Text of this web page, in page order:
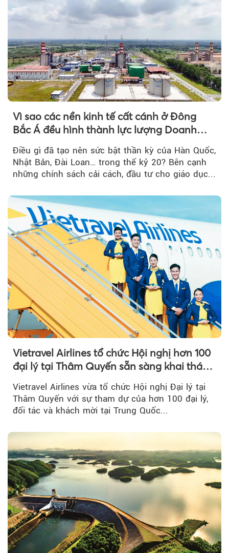
Vì sao các nền kinh tế cất cánh ở Đông
Bắc Á đều hình thành lực lượng Doanh
Điều gì đã tạo nên sức bật thần kỳ của Hàn Quốc,
Nhật Bản, Đài Loan… trong thế kỷ 20? Bên cạnh
những chính sách cải cách, đầu tư cho giáo dục...
Vietravel Airlines tổ chức Hội nghị hơn 100
đại lý tại Thâm Quyến sẵn sàng khai thác
đường bay thẳng TP.HCM - Thâm Quyến
Vietravel Airlines vừa tổ chức Hội nghị Đại lý tại
Thâm Quyến với sự tham dự của hơn 100 đại lý,
đối tác và khách mời tại Trung Quốc...